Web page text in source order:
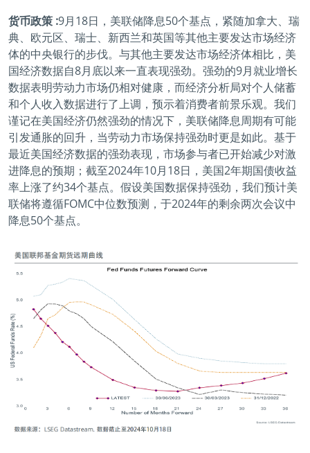
货币政策 :9月18日，美联储降息50个基点，紧随加拿大、瑞
典、欧元区、瑞士、新西兰和英国等其他主要发达市场经济
体的中央银行的步伐。与其他主要发达市场经济体相比，美
国经济数据自8月底以来一直表现强劲。强劲的9月就业增长
数据表明劳动力市场仍相对健康，而经济分析局对个人储蓄
和个人收入数据进行了上调，预示着消费者前景乐观。我们
谨记在美国经济仍然强劲的情况下，美联储降息周期有可能
引发通胀的回升，当劳动力市场保持强劲时更是如此。基于
最近美国经济数据的强劲表现，市场参与者已开始减少对激
进降息的预期；截至2024年10月18日，美国2年期国债收益
率上涨了约34个基点。假设美国数据保持强劲，我们预计美
联储将遵循FOMC中位数预测，于2024年的剩余两次会议中
降息50个基点。